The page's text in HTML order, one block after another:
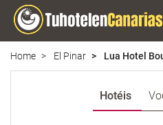
Home El Pinar Lua Hotel
Hotéis